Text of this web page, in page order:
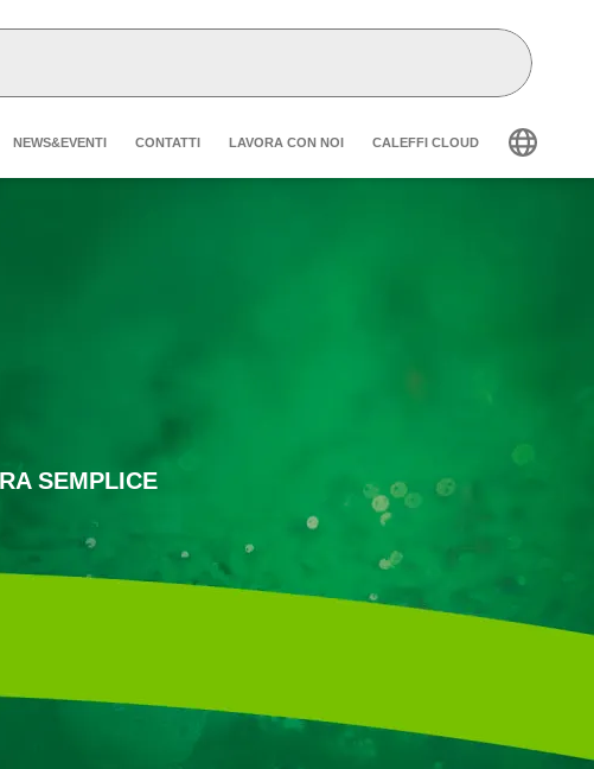
Header secondary navigation
NEWS&EVENTI CONTATTI LAVORA CON NOI CALEFFI CLOUD
SEMPLICE